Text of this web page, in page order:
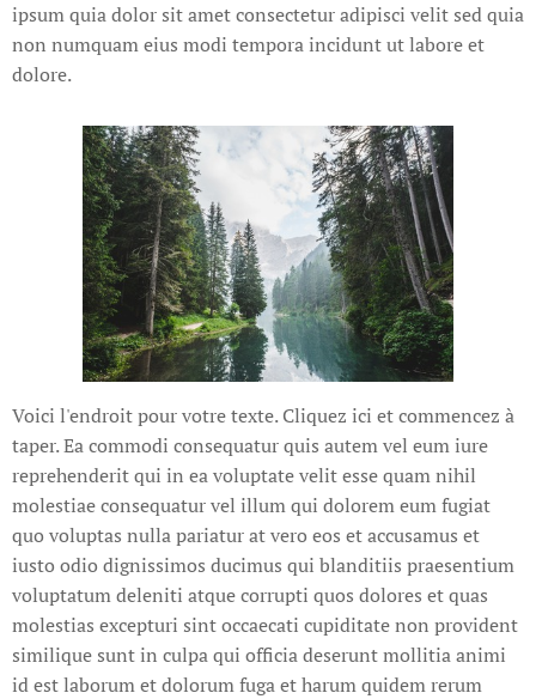
ipsum quia dolor sit amet consectetur adipisci velit sed quia
non numquam eius modi tempora incidunt ut labore et
dolore.
Voici l'endroit pour votre texte. Cliquez ici et commencez à
taper. Ea commodi consequatur quis autem vel eum iure
reprehenderit qui in ea voluptate velit esse quam nihil
molestiae consequatur vel illum qui dolorem eum fugiat
quo voluptas nulla pariatur at vero eos et accusamus et
iusto odio dignissimos ducimus qui blanditiis praesentium
voluptatum deleniti atque corrupti quos dolores et quas
molestias excepturi sint occaecati cupiditate non provident
similique sunt in culpa qui officia deserunt mollitia animi
id est laborum et dolorum fuga et harum quidem rerum